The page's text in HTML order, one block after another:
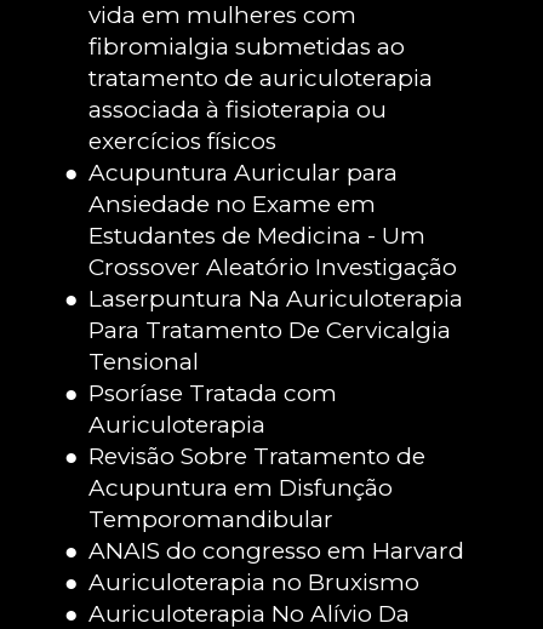
vida em mulheres com
fibromialgia submetidas ao
tratamento de auriculoterapia
associada à fisioterapia ou
exercícios físicos
Acupuntura Auricular para
Ansiedade no Exame em
Estudantes de Medicina - Um
Crossover Aleatório Investigação
Laserpuntura Na Auriculoterapia
Para Tratamento De Cervicalgia
Tensional
Psoríase Tratada com
Auriculoterapia
Revisão Sobre Tratamento de
Acupuntura em Disfunção
Temporomandibular
ANAIS do congresso em Harvard
Auriculoterapia no Bruxismo
Auriculoterapia No Alívio Da